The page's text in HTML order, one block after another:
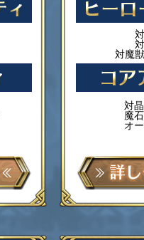
対魔
対
魔
オ